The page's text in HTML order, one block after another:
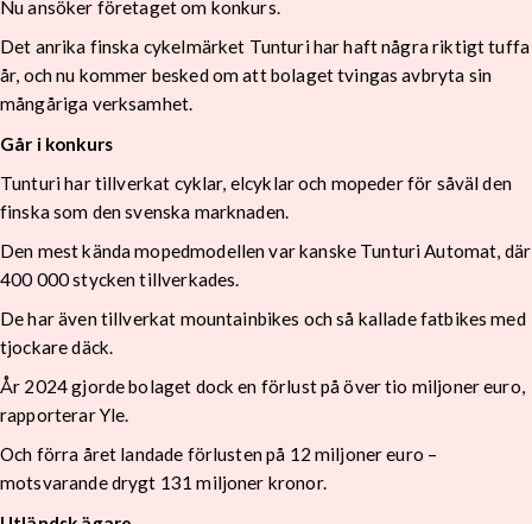
Nu ansöker företaget om konkurs.
Det anrika finska cykelmärket Tunturi har haft några riktigt tuffa
år, och nu kommer besked om att bolaget tvingas avbryta sin
mångåriga verksamhet.
Går i konkurs
Tunturi har tillverkat cyklar, elcyklar och mopeder för såväl den
finska som den svenska marknaden.
Den mest kända mopedmodellen var kanske Tunturi Automat, där
400 000 stycken tillverkades.
De har även tillverkat mountainbikes och så kallade fatbikes med
tjockare däck.
År 2024 gjorde bolaget dock en förlust på över tio miljoner euro,
rapporterar Yle.
Och förra året landade förlusten på 12 miljoner euro –
motsvarande drygt 131 miljoner kronor.